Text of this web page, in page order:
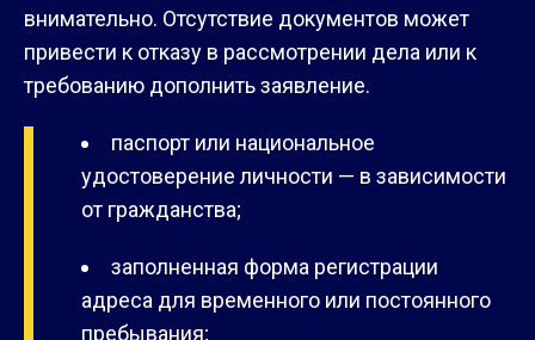
внимательно. Отсутствие документов может
привести к отказу в рассмотрении дела или к
требованию дополнить заявление.
паспорт или национальное
удостоверение личности — в зависимости
от гражданства;
заполненная форма регистрации
адреса для временного или постоянного
пребывания;